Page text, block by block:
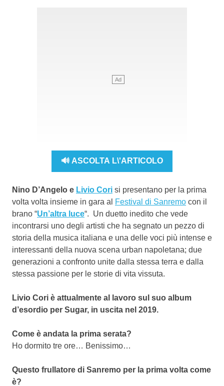
🔊 ASCOLTA L\'ARTICOLO
Nino D’Angelo e Livio Cori si presentano per la prima
volta volta insieme in gara al
Festival di Sanremo con il
brano “Un’altra luce“. Un duetto inedito che vede
incontrarsi uno degli artisti che ha segnato un pezzo di
storia della musica italiana e una delle voci più intense e
interessanti della nuova scena urban napoletana; due
generazioni a confronto unite dalla stessa terra e dalla
stessa passione per le storie di vita vissuta.
Livio Cori è attualmente al lavoro sul suo album
d’esordio per Sugar, in uscita nel 2019.
Come è andata la prima serata?
Ho dormito tre ore… Benissimo…
Questo frullatore di Sanremo per la prima volta come
è?